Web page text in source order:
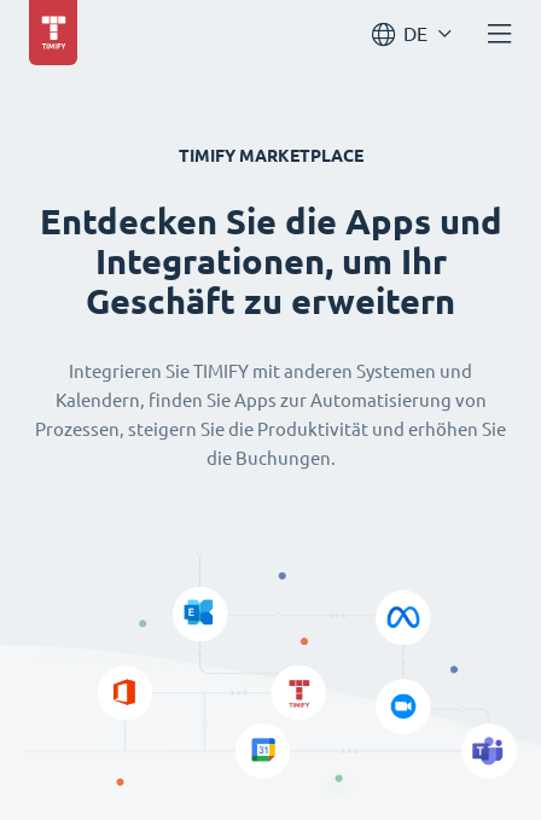
DE
TIMIFY MARKETPLACE
Entdecken Sie die Apps und
Integrationen, um Ihr
Geschäft zu erweitern
Integrieren Sie TIMIFY mit anderen Systemen und
Kalendern, finden Sie Apps zur Automatisierung von
Prozessen, steigern Sie die Produktivität und erhöhen Sie
die Buchungen.